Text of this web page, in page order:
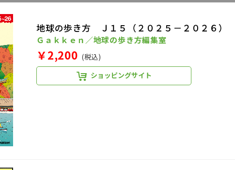
地球の歩き方 Ｊ１５（２０２５－２０２６）
Ｇａｋｋｅｎ／地球の歩き方編集室
￥2,200 (税込)
ショッピングサイト